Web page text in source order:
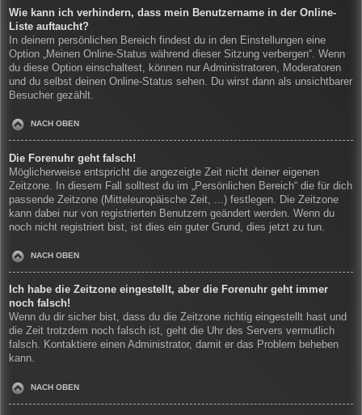
Wie kann ich verhindern, dass mein Benutzername in der Online-
Liste auftaucht?
In deinem persönlichen Bereich findest du in den Einstellungen eine
Option „Meinen Online-Status während dieser Sitzung verbergen“. Wenn
du diese Option einschaltest, können nur Administratoren, Moderatoren
und du selbst deinen Online-Status sehen. Du wirst dann als unsichtbarer
Besucher gezählt.
NACH OBEN
Die Forenuhr geht falsch!
Möglicherweise entspricht die angezeigte Zeit nicht deiner eigenen
Zeitzone. In diesem Fall solltest du im „Persönlichen Bereich“ die für dich
passende Zeitzone (Mitteleuropäische Zeit, ...) festlegen. Die Zeitzone
kann dabei nur von registrierten Benutzern geändert werden. Wenn du
noch nicht registriert bist, ist dies ein guter Grund, dies jetzt zu tun.
NACH OBEN
Ich habe die Zeitzone eingestellt, aber die Forenuhr geht immer
noch falsch!
Wenn du dir sicher bist, dass du die Zeitzone richtig eingestellt hast und
die Zeit trotzdem noch falsch ist, geht die Uhr des Servers vermutlich
falsch. Kontaktiere einen Administrator, damit er das Problem beheben
kann.
NACH OBEN